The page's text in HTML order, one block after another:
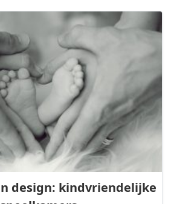
design: kindvriendelijke